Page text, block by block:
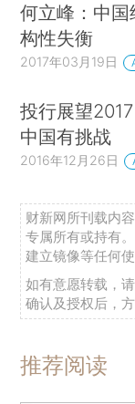
何立峰：中
构性失衡
2017年03月19日
投行展望
中国有挑战
2016年12月26日
财新网所刊载内
专属所有或持有
建立镜像等任何使
如有意愿转载，
确认及授权后，方
推荐阅读